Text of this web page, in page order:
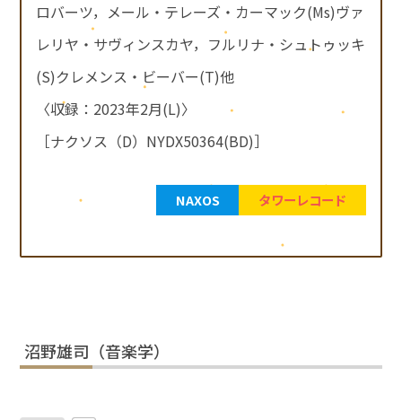
ロバーツ，メール・テレーズ・カーマック(Ms)ヴァ
レリヤ・サヴィンスカヤ，フルリナ・シュトゥッキ
(S)クレメンス・ビーバー(T)他
〈収録：2023年2月(L)〉
［ナクソス（D）NYDX50364(BD)］
NAXOS タワーレコード
沼野雄司（音楽学）